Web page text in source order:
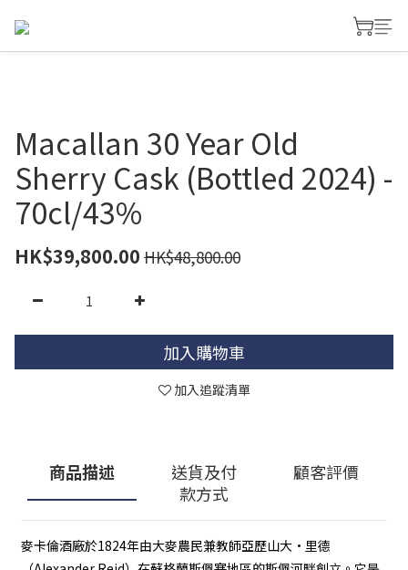
Macallan 30 Year Old
Sherry Cask (Bottled 2024) -
70cl/43%
HK$39,800.00 HK$48,800.00
加入購物車
加入追蹤清單
商品描述
送貨及付
款方式
顧客評價
麥卡倫酒廠於1824年由大麥農民兼教師亞歷山大·里德